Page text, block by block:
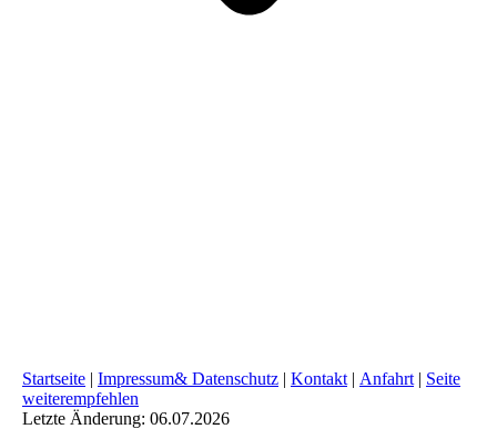
Startseite | Impressum& Datenschutz | Kontakt | Anfahrt | Seite
weiterempfehlen
Letzte Änderung: 06.07.2026